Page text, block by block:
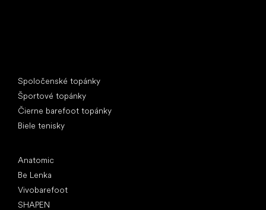
Spoločenské topánky
Športové topánky
Čierne barefoot topánky
Biele tenisky
Anatomic
Be Lenka
Vivobarefoot
SHAPEN